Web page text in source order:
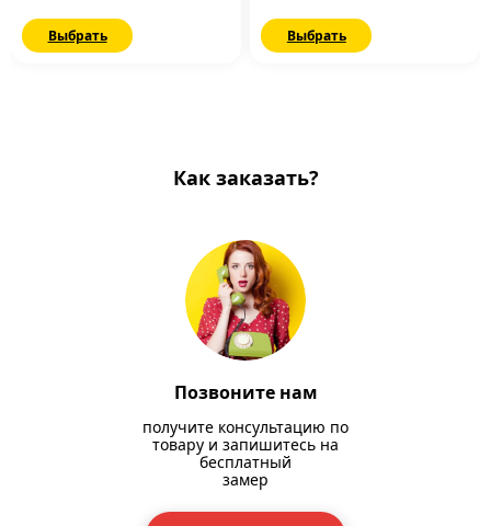
Выбрать Выбрать
Как заказать?
Позвоните нам
получите консультацию по
товару и запишитесь на
бесплатный
замер